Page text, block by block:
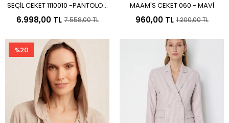
Sepete Ekle
SEÇİL CEKET 1110010 -PANTOLON
1010015/TAKIM KAHVE
6.998,00 TL 7.558,00 TL
Sepete Ekle
MAAM'S CEKET 060 - MAVİ
960,00 TL 1.200,00 TL
%20